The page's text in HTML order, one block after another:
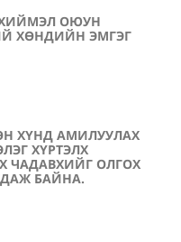
ОЮУН
ХӨНДИЙН ЭМГЭГ
ХҮНД АМИЛУУЛАХ
ХҮРТЭЛХ
ЧАДАВХИЙГ ОЛГОХ
БАЙНА.